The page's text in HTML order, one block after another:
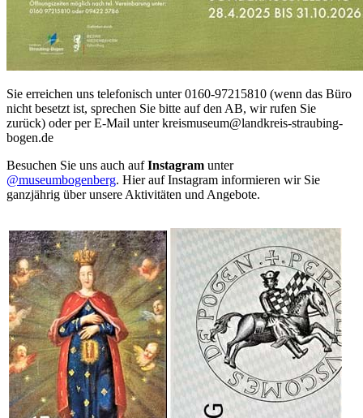
Sie erreichen uns telefonisch unter 0160-97215810 (wenn das Büro
nicht besetzt ist, sprechen Sie bitte auf den AB, wir rufen Sie
zurück) oder per E-Mail unter kreismuseum@landkreis-straubing-
bogen.de
Besuchen Sie uns auch aufInstagram unter
@museumbogenberg. Hier auf Instagram informieren wir Sie
ganzjährig über unsere Aktivitäten und Angebote.